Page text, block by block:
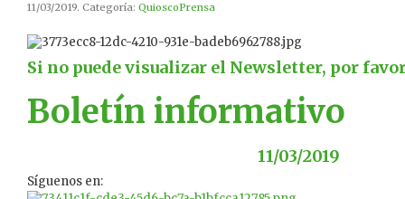
11/03/2019. Categoría: QuioscoPrensa
Si no puede visualizar el Newsletter, por
Boletín informativo
11/03/2019
Síguenos en: